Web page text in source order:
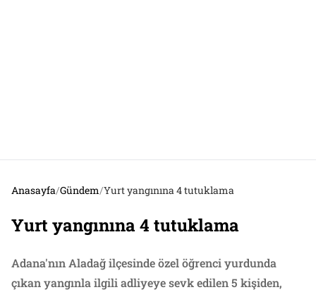
Anasayfa/Gündem/Yurt yangınına 4 tutuklama
Yurt yangınına 4 tutuklama
Adana'nın Aladağ ilçesinde özel öğrenci yurdunda
çıkan yangınla ilgili adliyeye sevk edilen 5 kişiden,